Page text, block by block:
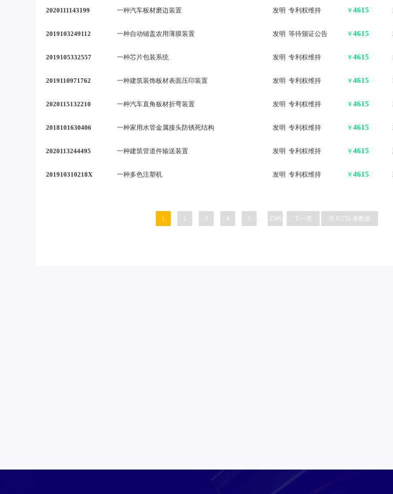
2020111143199 一种汽车板材磨边装置 发明 专利权维持 ￥ 4615
2019103249112 一种自动铺盖农用薄膜装置 发明 等待颁证公告 ￥ 4615
2019105332557 一种芯片包装系统 发明 专利权维持 ￥ 4615
2019110971762 一种建筑装饰板材表面压印装置 发明 专利权维持 ￥ 4615
2020115132210 一种汽车直角板材折弯装置 发明 专利权维持 ￥ 4615
2018101630406 一种家用水管金属接头防锈死结构 发明 专利权维持 ￥ 4615
2020113244495 一种建筑管道件输送装置 发明 专利权维持 ￥ 4615
201910310218X 一种多色注塑机 发明 专利权维持 ￥ 4615
1 2 3 4 5 ... 2586 下一页 共 82731 条数据